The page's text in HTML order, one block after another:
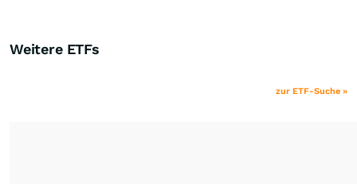
Weitere ETFs
zur ETF-Suche »